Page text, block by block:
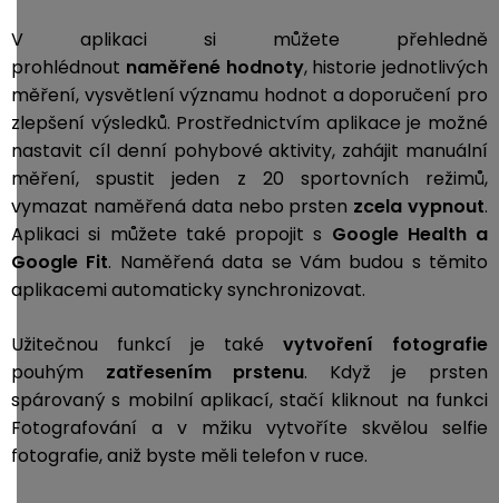
V aplikaci si můžete přehledně
prohlédnout naměřené hodnoty, historie jednotlivých
měření, vysvětlení významu hodnot a doporučení pro
zlepšení výsledků. Prostřednictvím aplikace je možné
nastavit cíl denní pohybové aktivity, zahájit manuální
měření, spustit jeden z 20 sportovních režimů,
vymazat naměřená data nebo prsten zcela vypnout.
Aplikaci si můžete také propojit s Google Health a
Google Fit. Naměřená data se Vám budou s těmito
aplikacemi automaticky synchronizovat.
Užitečnou funkcí je také vytvoření fotografie
pouhým zatřesením prstenu. Když je prsten
spárovaný s mobilní aplikací, stačí kliknout na funkci
Fotografování a v mžiku vytvoříte skvělou selfie
fotografie, aniž byste měli telefon v ruce.